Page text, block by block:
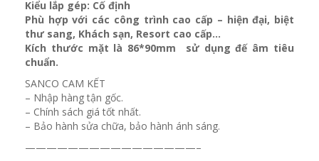
Kiểu lắp gép: Cố định
Phù hợp với các công trình cao cấp – hiện đại, biệt
thư sang, Khách sạn, Resort cao cấp…
Kích thước mặt là 86*90mm sử dụng đế âm tiêu
chuẩn.
SANCO CAM KẾT
– Nhập hàng tận gốc.
– Chính sách giá tốt nhất.
– Bảo hành sửa chữa, bảo hành ánh sáng.
————————————————–